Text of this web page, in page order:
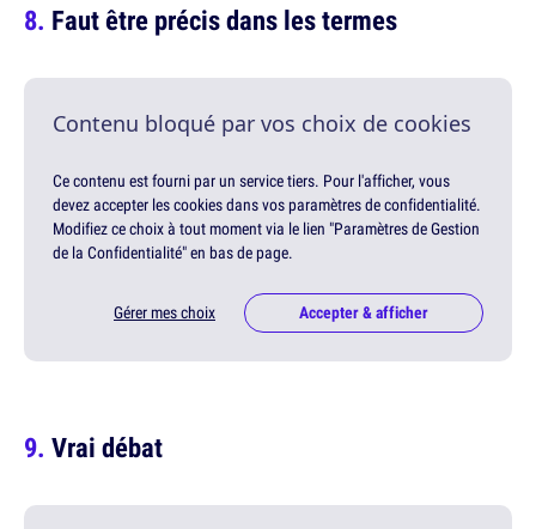
Faut être précis dans les termes
Contenu bloqué par vos choix de cookies
Ce contenu est fourni par un service tiers. Pour l'afficher, vous
devez accepter les cookies dans vos paramètres de confidentialité.
Modifiez ce choix à tout moment via le lien "Paramètres de Gestion
de la Confidentialité" en bas de page.
Gérer mes choix Accepter & afficher
Vrai débat